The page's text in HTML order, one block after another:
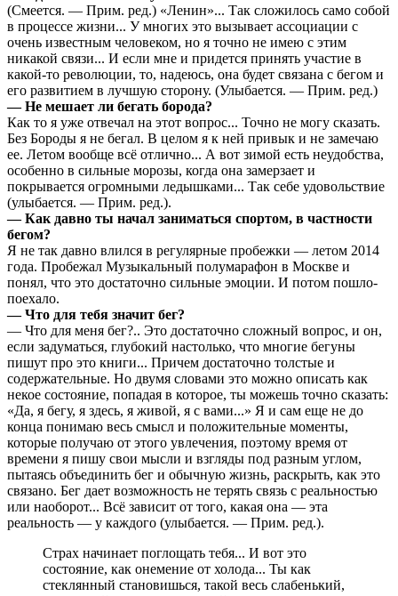
(Смеется. — Прим. ред.) «Ленин»... Так сложилось само собой
в процессе жизни... У многих это вызывает ассоциации с
очень известным человеком, но я точно не имею с этим
никакой связи... И если мне и придется принять участие в
какой-то революции, то, надеюсь, она будет связана с бегом и
его развитием в лучшую сторону. (Улыбается. — Прим. ред.)
— Не мешает ли бегать борода?
Как то я уже отвечал на этот вопрос... Точно не могу сказать.
Без Бороды я не бегал. В целом я к ней привык и не замечаю
ее. Летом вообще всё отлично... А вот зимой есть неудобства,
особенно в сильные морозы, когда она замерзает и
покрывается огромными ледышками... Так себе удовольствие
(улыбается. — Прим. ред.).
— Как давно ты начал заниматься спортом, в частности
бегом?
Я не так давно влился в регулярные пробежки — летом 2014
года. Пробежал Музыкальный полумарафон в Москве и
понял, что это достаточно сильные эмоции. И потом пошло-
поехало.
— Что для тебя значит бег?
— Что для меня бег?.. Это достаточно сложный вопрос, и он,
если задуматься, глубокий настолько, что многие бегуны
пишут про это книги... Причем достаточно толстые и
содержательные. Но двумя словами это можно описать как
некое состояние, попадая в которое, ты можешь точно сказать:
«Да, я бегу, я здесь, я живой, я с вами...» Я и сам еще не до
конца понимаю весь смысл и положительные моменты,
которые получаю от этого увлечения, поэтому время от
времени я пишу свои мысли и взгляды под разным углом,
пытаясь объединить бег и обычную жизнь, раскрыть, как это
связано. Бег дает возможность не терять связь с реальностью
или наоборот... Всё зависит от того, какая она — эта
реальность — у каждого (улыбается. — Прим. ред.).
Страх начинает поглощать тебя... И вот это
состояние, как онемение от холода... Ты как
стеклянный становишься, такой весь слабенький,